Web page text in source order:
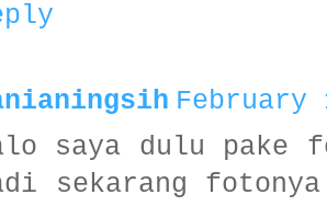
February
saya dulu pake
sekarang